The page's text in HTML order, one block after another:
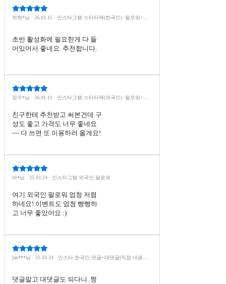
최현*님 · 26.03.15 · 인스타그램 스타터팩(한국인) ·팔로워+자
초반 활성화에 필요한게 다 들
어있어서 좋네요. 추천합니다.
정수*님 · 26.01.11 · 인스타그램 스타터팩(외국인) ·팔로워+자
친구한테 추천받고 써본건데 구
성도 좋고 가격도 너무 좋네요
~~ 다 쓰면 또 이용하러 올게요!
바*님 · 25.03.24 · 인스타그램 외국인 팔로워
여기 외국인 팔로워 엄청 저렴
하네요! 이벤트도 엄청 빵빵하
고 너무 좋았어요 :)
jan***님 · 25.03.24 · 인스타 한국인 댓글+대댓글(직접 내용입
댓글말고 대댓글도 되다니..짱